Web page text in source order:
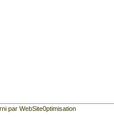
par WebSite0ptimisation